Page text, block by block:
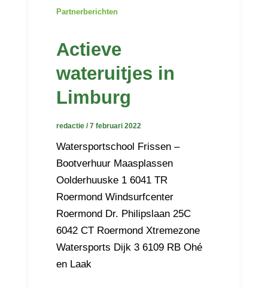
Partnerberichten
Actieve
wateruitjes in
Limburg
redactie/7 februari 2022
Watersportschool Frissen –
Bootverhuur Maasplassen
Oolderhuuske 1 6041 TR
Roermond Windsurfcenter
Roermond Dr. Philipslaan 25C
6042 CT Roermond Xtremezone
Watersports Dijk 3 6109 RB Ohé
en Laak